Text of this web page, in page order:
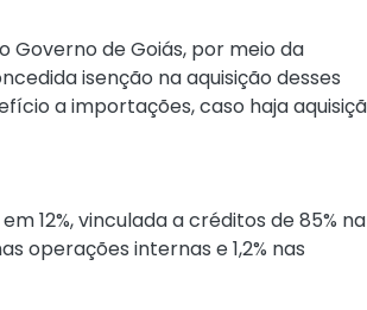
Governo de Goiás, por meio da
isenção na aquisição desses
a importações, caso haja
12%, vinculada a créditos de 85% na
operações internas e 1,2% nas